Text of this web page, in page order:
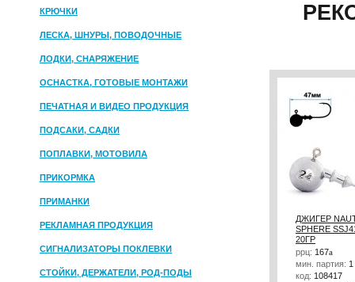
ПРИКОРМКИ
КРЮЧКИ
ЛЕСКА, ШНУРЫ, ПОВОДОЧНЫЕ
МАТЕРИАЛЫ
ЛОДКИ, СНАРЯЖЕНИЕ
ОСНАСТКА, ГОТОВЫЕ МОНТАЖИ
ПЕЧАТНАЯ И ВИДЕО ПРОДУКЦИЯ
ПОДСАКИ, САДКИ
ПОПЛАВКИ, МОТОВИЛА
ПРИКОРМКА
ПРИМАНКИ
РЕКЛАМНАЯ ПРОДУКЦИЯ
СИГНАЛИЗАТОРЫ ПОКЛЕВКИ
СТОЙКИ, ДЕРЖАТЕЛИ, РОД-ПОДЫ
ДЖИГЕР
SPHERE
20ГР
ррц: 167a
мин. партия: 1
код: 108417